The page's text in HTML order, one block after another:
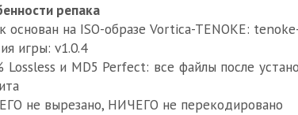
репака
основан на ISO-образе Vortica-TENOKE:
игры: v1.0.4
Lossless и MD5 Perfect: все файлы после
не вырезано, НИЧЕГО не перекодировано